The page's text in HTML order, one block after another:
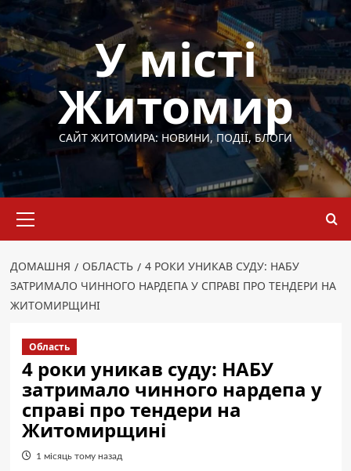
Перейти
до
вмісту
У місті
Житомир
САЙТ ЖИТОМИРА: НОВИНИ, ПОДІЇ, БЛОГИ
меню
ДОМАШНЯ ОБЛАСТЬ
4 РОКИ УНИКАВ СУДУ: НАБУ
ЗАТРИМАЛО ЧИННОГО НАРДЕПА У СПРАВІ ПРО ТЕНДЕРИ НА
ЖИТОМИРЩИНІ
Область
4 роки уникав суду: НАБУ
затримало чинного нардепа у
справі про тендери на
Житомирщині
1 місяць тому назад